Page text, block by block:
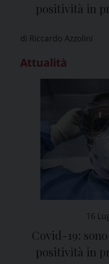
positività in
di Riccardo Azzolini
Attualità
16
Covid-19:
positività in